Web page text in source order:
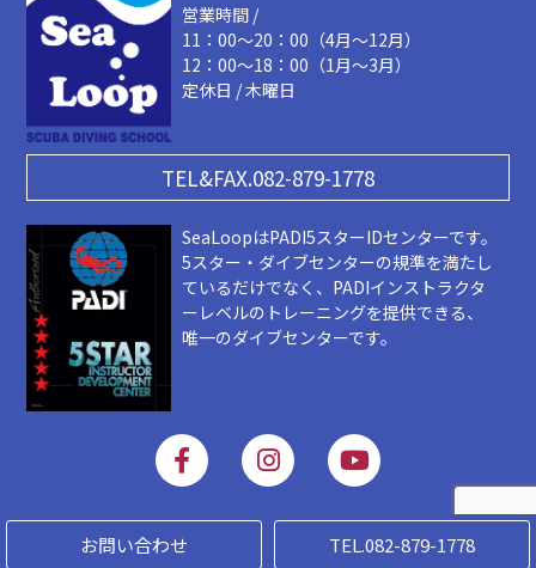
営業時間 /
11：00～20：00（4月～12月）
12：00～18：00（1月～3月）
定休日 / 木曜日
TEL&FAX.082-879-1778
SeaLoopはPADI5スターIDセンターです。
5スター・ダイブセンターの規準を満たし
ているだけでなく、PADIインストラクタ
ーレベルのトレーニングを提供できる、
唯一のダイブセンターです。
F
a
c
e
b
I
n
s
t
Y
o
u
t
u
Copyright 2019 © SEALOOP. ALL Rigts Reserved
お問い合わせ TEL.082-879-1778